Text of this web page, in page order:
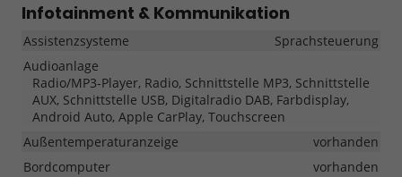
Infotainment & Kommunikation
Assistenzsysteme
Sprachsteuerung
Audioanlage
Radio/MP3-Player, Radio, Schnittstelle MP3, Schnittstelle
AUX, Schnittstelle USB, Digitalradio DAB, Farbdisplay,
Android Auto, Apple CarPlay, Touchscreen
Außentemperaturanzeige
vorhanden
Bordcomputer
vorhanden